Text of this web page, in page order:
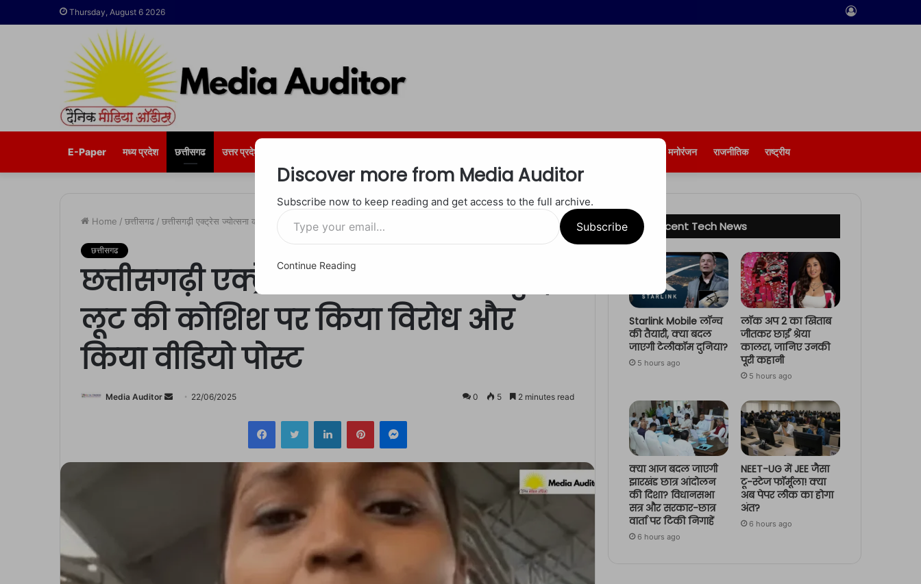
Thursday, August 6 2026
Log
E-Paper मध्य प्रदेश छत्तीसगढ उत्तर प्रदेश मनोरंजन राजनीतिक राष्ट्रीय
Home / छत्तीसगढ / छत्तीसगढ़ी एक्ट्रेस ज्योत्सना की बहादुरी, लूट की कोशिश पर किया विरोध और किया वीडियो पोस्ट
छत्तीसगढ
छत्तीसगढ़ी एक्ट्रेस ज्योत्सना की बहादुरी,
लूट की कोशिश पर किया विरोध और
किया वीडियो पोस्ट
Media Auditor
Send 22/06/2025 0 5 2 minutes read
FacebookTwitter LinkedInPinterestMessenger
Recent Tech News
Starlink Mobile लॉन्च
की तैयारी, क्या बदल
जाएगी टेलीकॉम दुनिया?
5 hours ago
लॉक अप 2 का खिताब
जीतकर छाईं श्रेया
कालरा, जानिए उनकी
पूरी कहानी
5 hours ago
क्या आज बदल जाएगी
झारखंड छात्र आंदोलन
की दिशा? विधानसभा
सत्र और सरकार-छात्र
वार्ता पर टिकी निगाहें
6 hours ago
NEET-UG में JEE जैसा
टू-स्टेज फॉर्मूला! क्या
अब पेपर लीक का होगा
अंत?
6 hours ago
Discover more from Media Auditor
Subscribe now to keep reading and get access to the full archive.
Type
your
email…
Subscribe
Continue Reading